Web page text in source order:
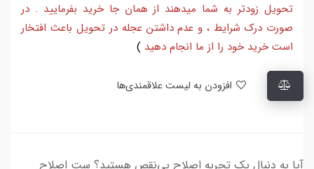
تحویل زودتر به شما میدهند از همان جا خرید بفرمایید . در
صورت درک شرایط ، و عدم داشتن عجله در تحویل باعث افتخار
است خرید خود را از ما انجام دهید )
آیا به دنبال یک تجربه اصلاح بی‌نقص هستید؟ ست اصلاح